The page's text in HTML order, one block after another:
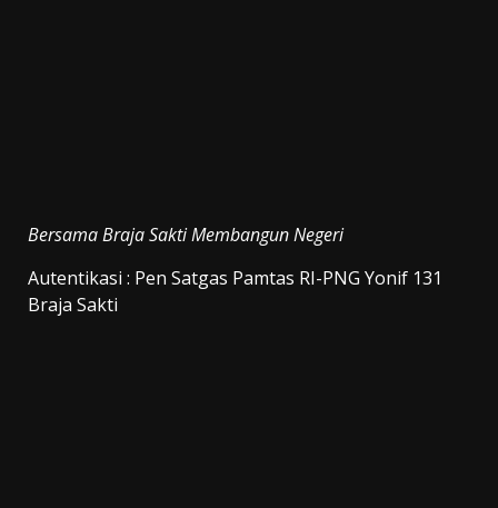
Bersama Braja Sakti Membangun Negeri
Autentikasi : Pen Satgas Pamtas RI-PNG Yonif 131
Braja Sakti